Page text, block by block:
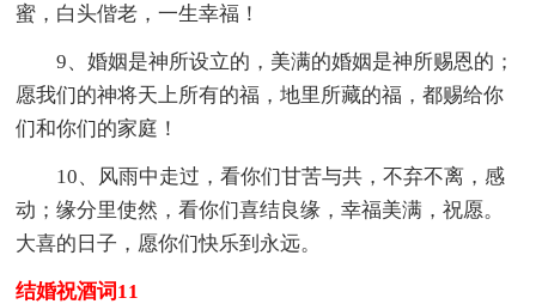
蜜，白头偕老，一生幸福！
9、婚姻是神所设立的，美满的婚姻是神所赐恩的；
愿我们的神将天上所有的福，地里所藏的福，都赐给你
们和你们的家庭！
10、风雨中走过，看你们甘苦与共，不弃不离，感
动；缘分里使然，看你们喜结良缘，幸福美满，祝愿。
大喜的日子，愿你们快乐到永远。
结婚祝酒词11